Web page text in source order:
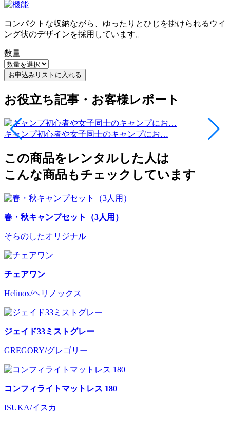
コンパクトな収納ながら、ゆったりとひじを掛けられるウイ
ング状のデザインを採用しています。
数量
お申込みリストに入れる
お役立ち記事・お客様レポート
キャンプ初心者や女子同士のキャンプにお…
この商品をレンタルした人は
こんな商品もチェックしています
春・秋キャンプセット（3人用）
そらのしたオリジナル
チェアワン
Helinox/ヘリノックス
ジェイド33ミストグレー
GREGORY/グレゴリー
コンフィライトマットレス 180
ISUKA/イスカ